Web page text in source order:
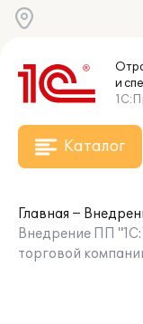
и
Каталог
Главная
Внедрение ПП
торговой